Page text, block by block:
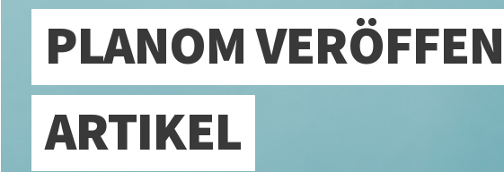
PLANOM
ARTIKEL